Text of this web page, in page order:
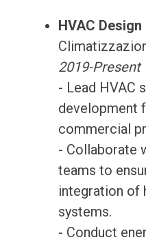
HVAC Design
2019-Present
- Lead HVAC
development
commercial
- Collaborate
teams to
integration of
systems.
- Conduct